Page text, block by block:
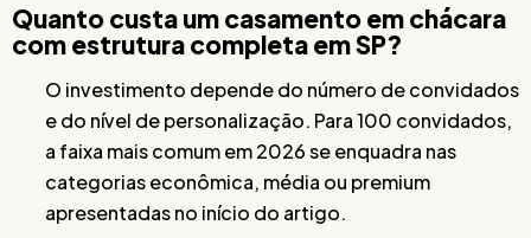
Quanto custa um casamento em chácara
com estrutura completa em SP?
O investimento depende do número de convidados
e do nível de personalização. Para 100 convidados,
a faixa mais comum em 2026 se enquadra nas
categorias econômica, média ou premium
apresentadas no início do artigo.